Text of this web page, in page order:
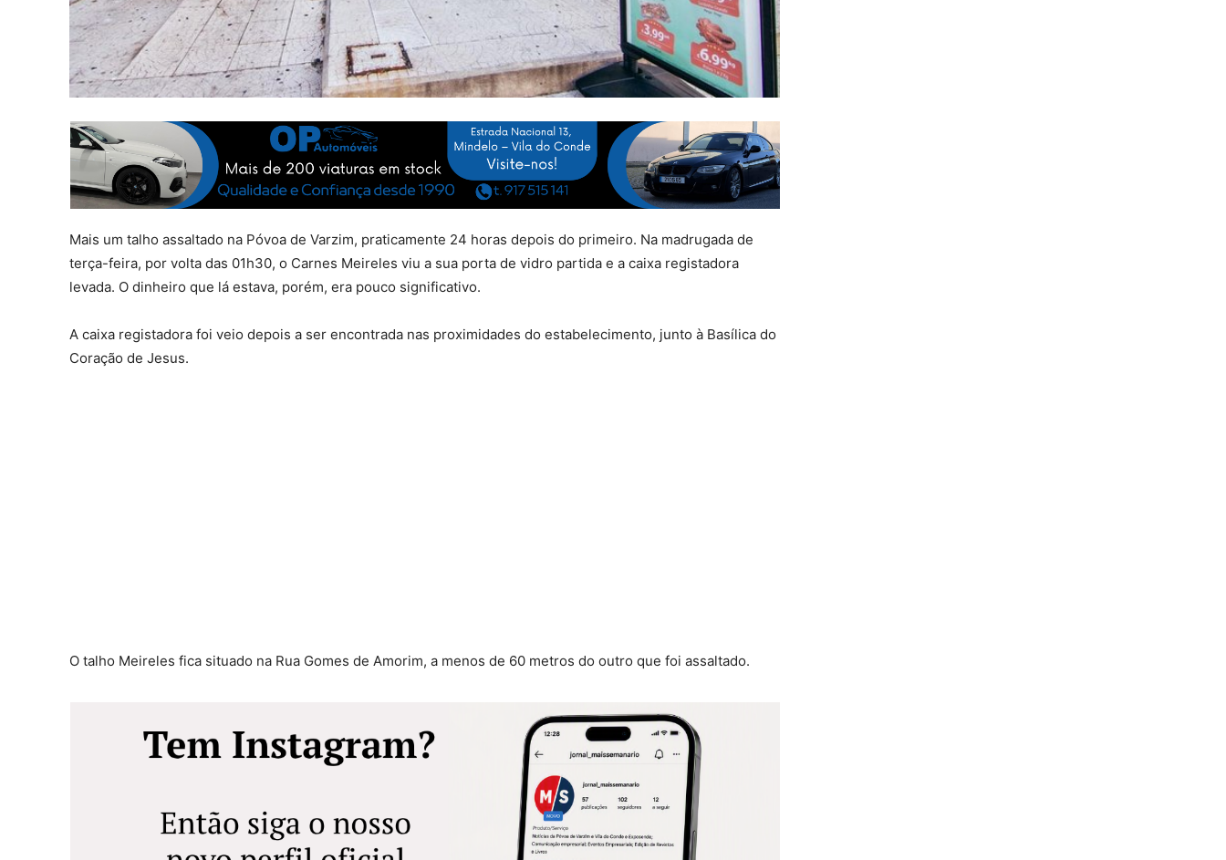
Mais um talho assaltado na Póvoa de Varzim, praticamente 24 horas depois do primeiro. Na madrugada de
terça-feira, por volta das 01h30, o Carnes Meireles viu a sua porta de vidro partida e a caixa registadora
levada. O dinheiro que lá estava, porém, era pouco significativo.
A caixa registadora foi veio depois a ser encontrada nas proximidades do estabelecimento, junto à Basílica do
Coração de Jesus.
O talho Meireles fica situado na Rua Gomes de Amorim, a menos de 60 metros do outro que foi assaltado.